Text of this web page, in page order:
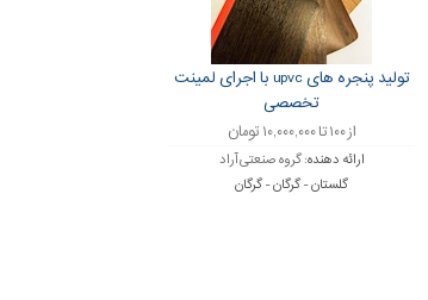
تولید پنجره های upvc با اجرای لمینت
تخصصی
از ۱۰۰ تا ۱۰,۰۰۰,۰۰۰ تومان
ارائه دهنده:گروه صنعتی آراد
گلستان - گرگان - گرگان